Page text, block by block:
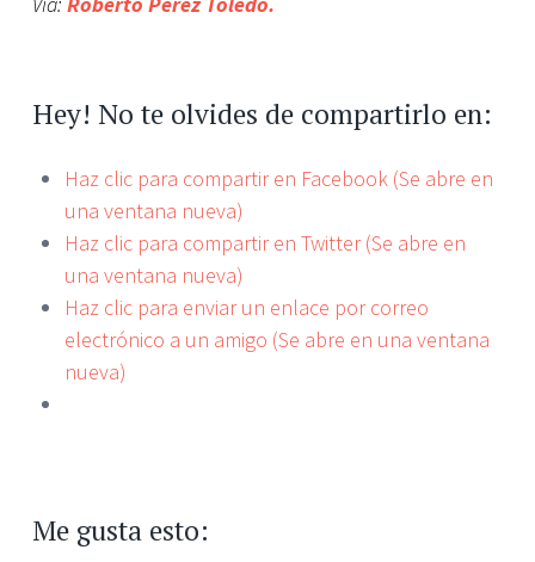
Hey! No te olvides de compartirlo en:
Haz clic para compartir en Facebook (Se abre en
una ventana nueva)
Haz clic para compartir en Twitter (Se abre en
una ventana nueva)
Haz clic para enviar un enlace por correo
electrónico a un amigo (Se abre en una ventana
nueva)
Me gusta esto: